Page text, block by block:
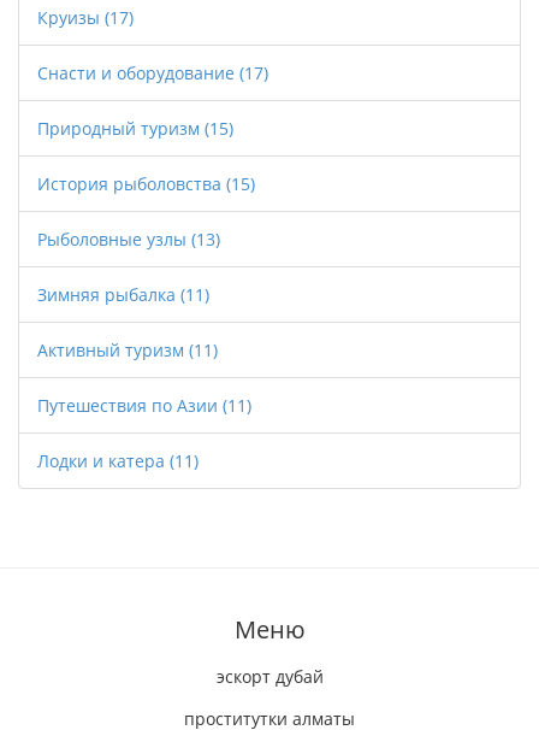
Круизы (17)
Снасти и оборудование (17)
Природный туризм (15)
История рыболовства (15)
Рыболовные узлы (13)
Зимняя рыбалка (11)
Активный туризм (11)
Путешествия по Азии (11)
Лодки и катера (11)
Меню
эскорт дубай
проститутки алматы